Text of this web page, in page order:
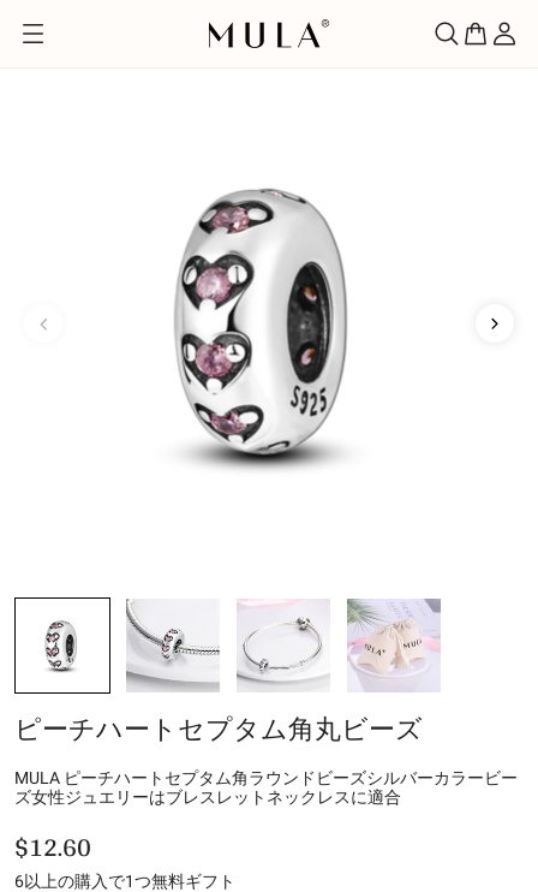
ピーチハートセプタム角丸ビーズ
MULA ピーチハートセプタム角ラウンドビーズシルバーカラービー
ズ女性ジュエリーはブレスレットネックレスに適合
$12.60
6以上の購入で1つ無料ギフト